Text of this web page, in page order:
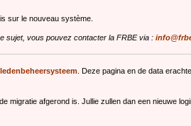
sur le nouveau système.
sujet, vous pouvez contacter la FRBE via :
. Deze pagina en de data
migratie afgerond is. Jullie zullen dan een nieuwe